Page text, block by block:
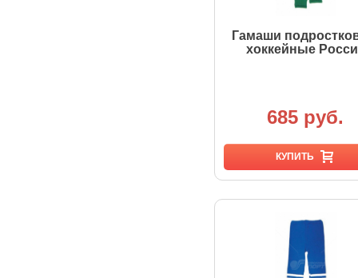
Гамаши
хоккейные
685 руб.
КУПИТЬ